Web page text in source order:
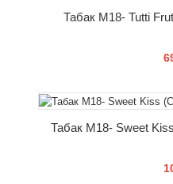
Табак M18- Tutti
Табак M18- Sweet